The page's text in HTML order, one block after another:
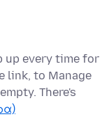
up every time for
link, to Manage
There's